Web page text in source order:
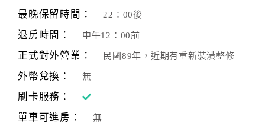
絡
單
Line
上
客
最晚保留時間： 22：00後
退房時間： 中午12：00前
正式對外營業： 民國89年，近期有重新裝潢整修
外幣兌換： 無
刷卡服務：
單車可進房：
無